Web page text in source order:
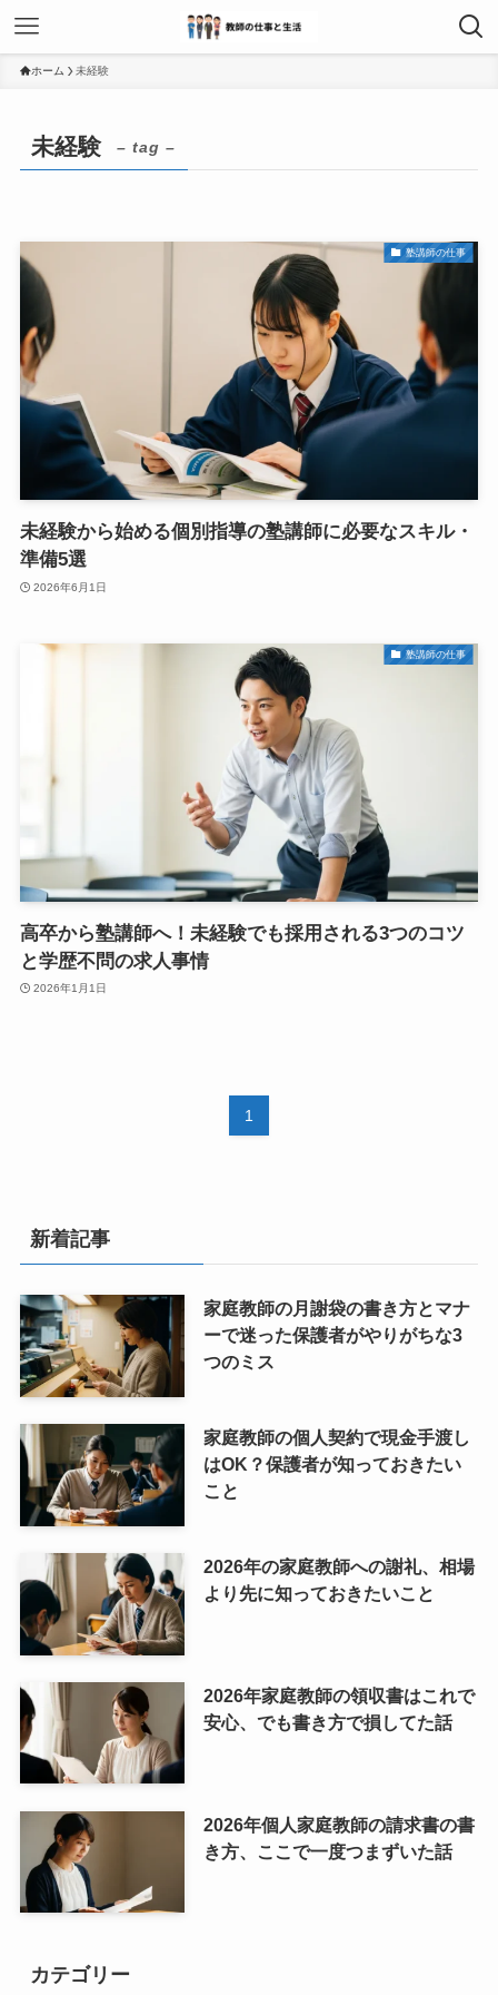
ホーム 未経験
未経験 – tag –
塾講師の仕事
未経験から始める個別指導の塾講師に必要なスキル・
準備5選
2026年6月1日
塾講師の仕事
高卒から塾講師へ！未経験でも採用される3つのコツ
と学歴不問の求人事情
2026年1月1日
1
新着記事
家庭教師の月謝袋の書き方とマナ
ーで迷った保護者がやりがちな3
つのミス
家庭教師の個人契約で現金手渡し
はOK？保護者が知っておきたい
こと
2026年の家庭教師への謝礼、相場
より先に知っておきたいこと
2026年家庭教師の領収書はこれで
安心、でも書き方で損してた話
2026年個人家庭教師の請求書の書
き方、ここで一度つまずいた話
カテゴリー